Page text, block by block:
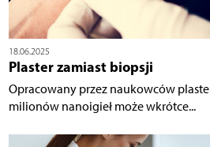
18.06.2025
Plaster zamiast biopsji
Opracowany przez naukowców
milionów nanoigieł może wkrótce...